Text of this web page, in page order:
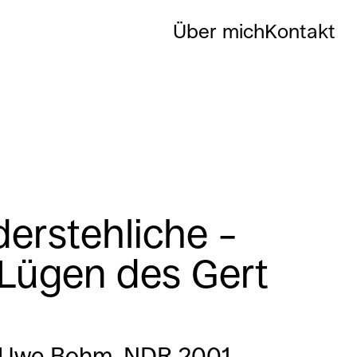
Über michKontakt
–
des Gert